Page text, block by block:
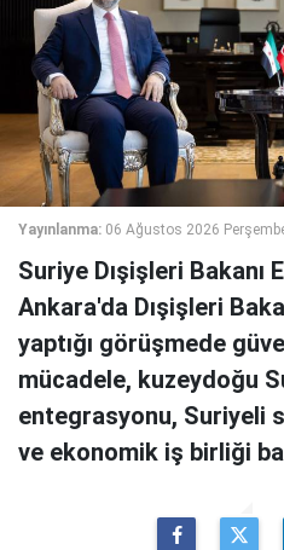
Yayınlanma: 06 Ağustos 2026
Suriye Dışişleri Bakanı
Ankara'da Dışişleri
yaptığı görüşmede
mücadele, kuzeydoğu
entegrasyonu, Suriyeli
ve ekonomik iş birliği